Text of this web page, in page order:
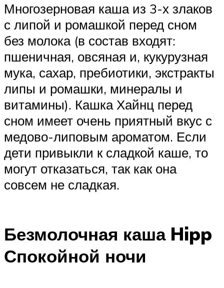
Многозерновая каша из 3-х злаков
с липой и ромашкой перед сном
без молока (в состав входят:
пшеничная, овсяная и, кукурузная
мука, сахар, пребиотики, экстракты
липы и ромашки, минералы и
витамины). Кашка Хайнц перед
сном имеет очень приятный вкус с
медово-липовым ароматом. Если
дети привыкли к сладкой каше, то
могут отказаться, так как она
совсем не сладкая.
Безмолочная каша Hipp
Спокойной ночи